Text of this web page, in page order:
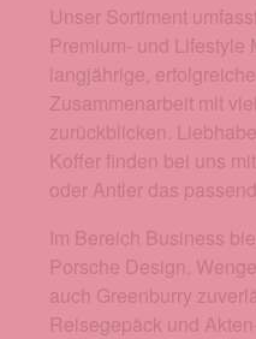
Unser Sortiment
Premium- und Lifestyle
langjährige,
Zusammenarbeit mit
zurückblicken.
Koffer finden bei uns
oder Antler das
Im Bereich Business
Porsche Design,
auch Greenburry
Reisegepäck und